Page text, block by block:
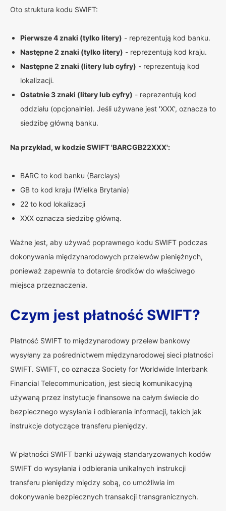
Oto struktura kodu SWIFT:
Pierwsze 4 znaki (tylko litery) - reprezentują kod banku.
Następne 2 znaki (tylko litery) - reprezentują kod kraju.
Następne 2 znaki (litery lub cyfry) - reprezentują kod
lokalizacji.
Ostatnie 3 znaki (litery lub cyfry) - reprezentują kod
oddziału (opcjonalnie). Jeśli używane jest 'XXX', oznacza to
siedzibę główną banku.
Na przykład, w kodzie SWIFT 'BARCGB22XXX':
BARC to kod banku (Barclays)
GB to kod kraju (Wielka Brytania)
22 to kod lokalizacji
XXX oznacza siedzibę główną.
Ważne jest, aby używać poprawnego kodu SWIFT podczas
dokonywania międzynarodowych przelewów pieniężnych,
ponieważ zapewnia to dotarcie środków do właściwego
miejsca przeznaczenia.
Czym jest płatność SWIFT?
Płatność SWIFT to międzynarodowy przelew bankowy
wysyłany za pośrednictwem międzynarodowej sieci płatności
SWIFT. SWIFT, co oznacza Society for Worldwide Interbank
Financial Telecommunication, jest siecią komunikacyjną
używaną przez instytucje finansowe na całym świecie do
bezpiecznego wysyłania i odbierania informacji, takich jak
instrukcje dotyczące transferu pieniędzy.
W płatności SWIFT banki używają standaryzowanych kodów
SWIFT do wysyłania i odbierania unikalnych instrukcji
transferu pieniędzy między sobą, co umożliwia im
dokonywanie bezpiecznych transakcji transgranicznych.